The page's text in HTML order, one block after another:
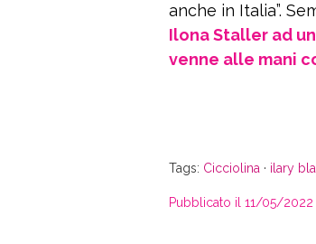
anche in Italia”.
Ilona Staller ad
venne alle mani
Tags: Cicciolina · ilary
Pubblicato il 11/05/2022